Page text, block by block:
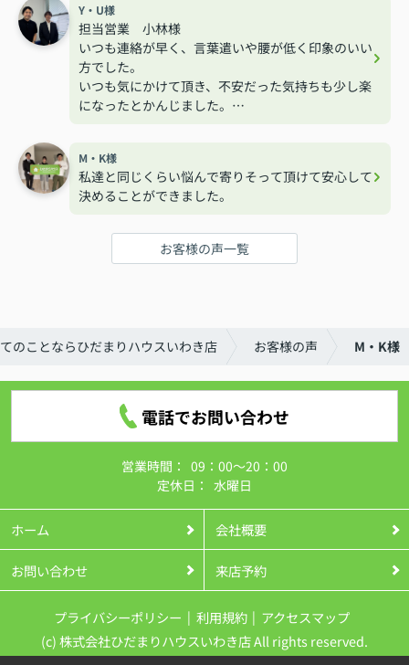
Y・U様
担当営業 小林様
いつも連絡が早く、言葉遣いや腰が低く印象のいい
方でした。
いつも気にかけて頂き、不安だった気持ちも少し楽
になったとかんじました。
M・K様
私達と同じくらい悩んで寄りそって頂けて安心して
決めることができました。
お客様の声一覧
のことならひだまりハウスいわき店 お客様の声 M・K様
電話でお問い合わせ
営業時間： 09：00～20：00
定休日： 水曜日
ホーム 会社概要
お問い合わせ 来店予約
プライバシーポリシー 利用規約
アクセスマップ
(c) 株式会社ひだまりハウスいわき店 All rights reserved.